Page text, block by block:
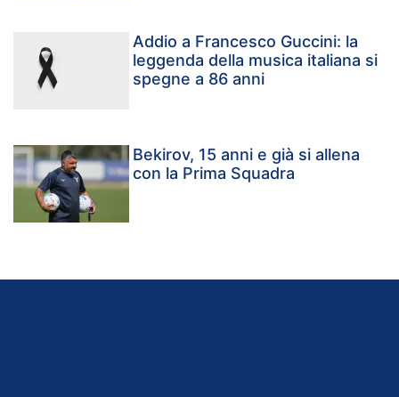
Addio a Francesco Guccini: la
leggenda della musica italiana si
spegne a 86 anni
Bekirov, 15 anni e già si allena
con la Prima Squadra